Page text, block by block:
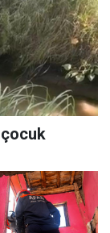
çocuk